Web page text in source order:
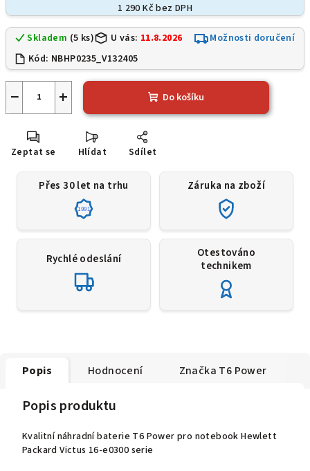
1 290 Kč bez DPH
Skladem (5 ks) U vás: 11.8.2026
Možnosti doručení
Kód: NBHP0235_V132405
+
− Do košíku
Zeptat se Hlídat Sdílet
Přes 30 let na trhu
1991
Záruka na zboží
Rychlé odeslání
Otestováno
technikem
Popis Hodnocení Značka T6 Power
Popis produktu
Kvalitní náhradní baterie T6 Power pro notebook Hewlett
Packard Victus 16-e0300 serie